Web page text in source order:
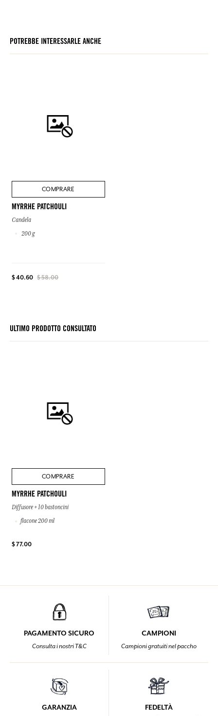
POTREBBE INTERESSARLE ANCHE
COMPRARE
MYRRHE PATCHOULI
Candela
200 g
$ 40.60 $ 58.00
ULTIMO PRODOTTO CONSULTATO
COMPRARE
MYRRHE PATCHOULI
Diffusore + 10 bastoncini
flacone 200 ml
$ 77.00
PAGAMENTO SICURO
Consulta i nostri T&C
CAMPIONI
Campioni gratuiti nel paccho
GARANZIA FEDELTÀ